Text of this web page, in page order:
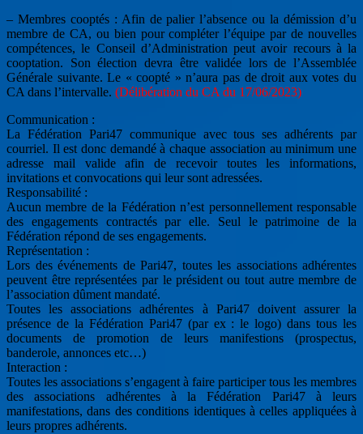
– Membres cooptés : Afin de palier l’absence ou la démission d’u
membre de CA, ou bien pour compléter l’équipe par de nouvelles
compétences, le Conseil d’Administration peut avoir recours à la
cooptation. Son élection devra être validée lors de l’Assemblée
Générale suivante. Le « coopté » n’aura pas de droit aux votes du
CA dans l’intervalle. (Délibération du CA du 17/06/2023)
Communication :
La Fédération Pari47 communique avec tous ses adhérents par
courriel. Il est donc demandé à chaque association au minimum une
adresse mail valide afin de recevoir toutes les informations,
invitations et convocations qui leur sont adressées.
Responsabilité :
Aucun membre de la Fédération n’est personnellement responsable
des engagements contractés par elle. Seul le patrimoine de la
Fédération répond de ses engagements.
Représentation :
Lors des événements de Pari47, toutes les associations adhérentes
peuvent être représentées par le président ou tout autre membre de
l’association dûment mandaté.
Toutes les associations adhérentes à Pari47 doivent assurer la
présence de la Fédération Pari47 (par ex : le logo) dans tous les
documents de promotion de leurs manifestions (prospectus,
banderole, annonces etc…)
Interaction :
Toutes les associations s’engagent à faire participer tous les membres
des associations adhérentes à la Fédération Pari47 à leurs
manifestations, dans des conditions identiques à celles appliquées à
leurs propres adhérents.